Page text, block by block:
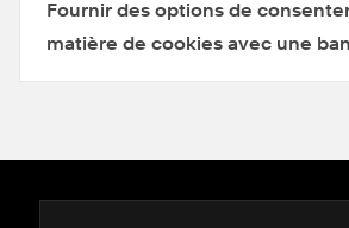
Fournir des options de
matière de cookies avec une